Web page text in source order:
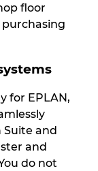
floor
for EPLAN,
and
and
do not